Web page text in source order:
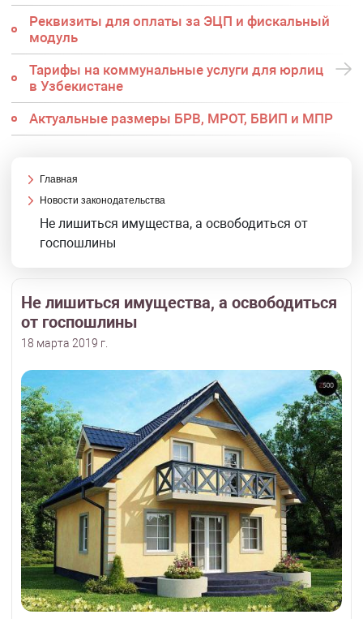
Реквизиты для оплаты за ЭЦП и фискальный
модуль
Тарифы на коммунальные услуги для юрлиц
в Узбекистане
Актуальные размеры БРВ, МРОТ, БВИП и МПР
Главная
Новости законодательства
Не лишиться имущества, а освободиться от
госпошлины
Не лишиться имущества, а освободиться
от госпошлины
18 марта 2019 г.